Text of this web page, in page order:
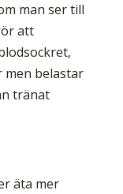
man ser till
att
men belastar
tränat
äta mer